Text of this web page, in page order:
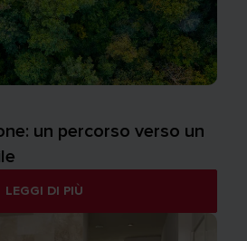
un percorso verso un
LEGGI DI PIÙ